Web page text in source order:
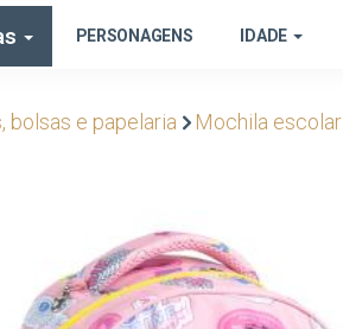
PERSONAGENS IDADE
bolsas e papelaria Mochila escolar